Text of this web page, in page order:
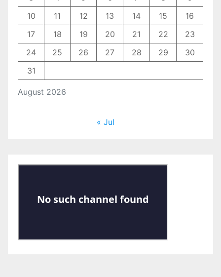
August 2026
10
11 12 13 14 15
16
17
18 19 20 21 22
23
24
25 26 27 28 29
30
31
« Jul